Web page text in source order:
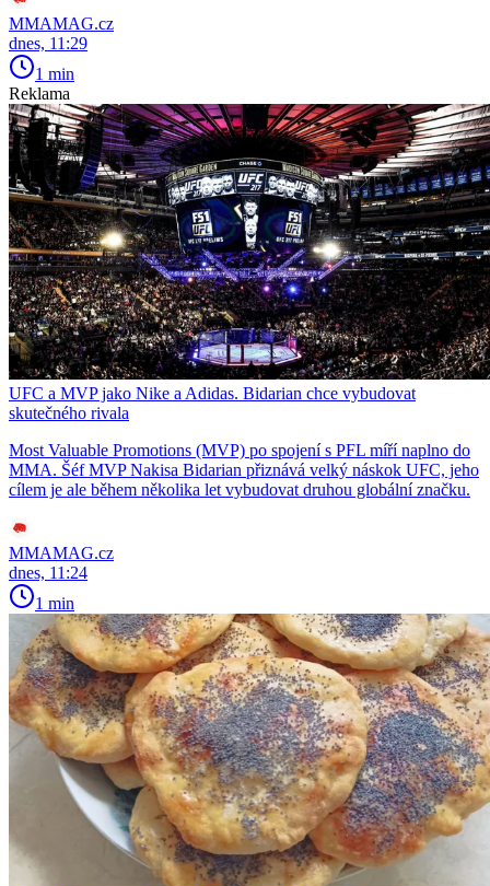
MMAMAG.cz
dnes, 11:29
1 min
Reklama
UFC a MVP jako Nike a Adidas. Bidarian chce vybudovat
skutečného rivala
Most Valuable Promotions (MVP) po spojení s PFL míří naplno do
MMA. Šéf MVP Nakisa Bidarian přiznává velký náskok UFC, jeho
cílem je ale během několika let vybudovat druhou globální značku.
MMAMAG.cz
dnes, 11:24
1 min